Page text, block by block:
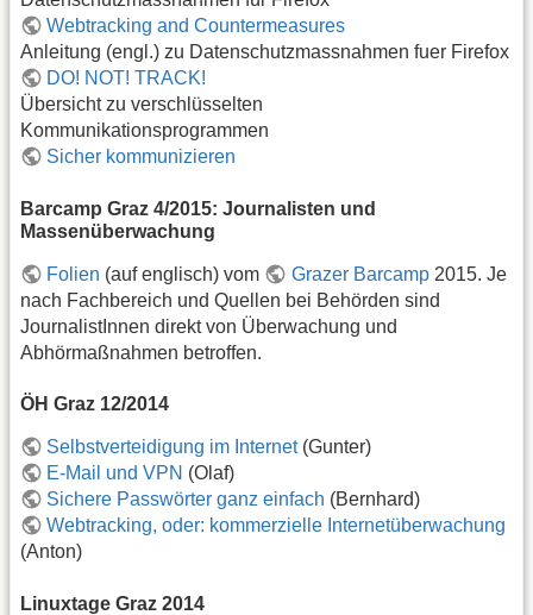
Webtracking and Countermeasures
Anleitung (engl.) zu Datenschutzmassnahmen fuer Firefox
DO! NOT! TRACK!
Übersicht zu verschlüsselten
Kommunikationsprogrammen
Sicher kommunizieren
Barcamp Graz 4/2015: Journalisten und
Massenüberwachung
Folien (auf englisch) vom Grazer Barcamp2015. Je
nach Fachbereich und Quellen bei Behörden sind
JournalistInnen direkt von Überwachung und
Abhörmaßnahmen betroffen.
ÖH Graz 12/2014
Selbstverteidigung im Internet(Gunter)
E-Mail und VPN (Olaf)
Sichere Passwörter ganz einfach (Bernhard)
Webtracking, oder: kommerzielle Internetüberwachung
(Anton)
Linuxtage Graz 2014